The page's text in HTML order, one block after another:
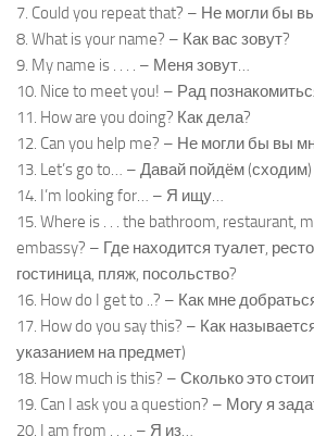
7. Could you repeat that? – Не могли бы
8. What is your name? – Как вас зовут?
9. My name is . . . . – Меня зовут…
10. Nice to meet you! – Рад
11. How are you doing? Как дела?
12. Can you help me? – Не могли бы вы
13. Let’s go to… – Давай пойдём
14. I’m looking for… – Я ищу…
15. Where is . . . the bathroom, restaurant,
embassy? – Где находится туалет,
гостиница, пляж, посольство?
16. How do I get to ..? – Как мне
17. How do you say this? – Как
указанием на предмет)
18. How much is this? – Сколько это
19. Can I ask you a question? – Могу я
20. I am from . . . . – Я из…